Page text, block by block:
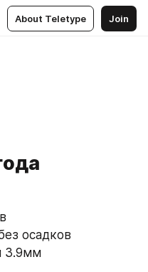
About Teletype Join
осадков
3.9мм